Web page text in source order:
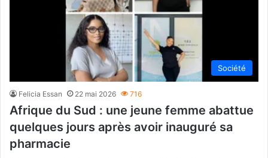
Société
Felicia Essan 22 mai 2026 716
Afrique du Sud : une jeune femme abattue
quelques jours après avoir inauguré sa
pharmacie